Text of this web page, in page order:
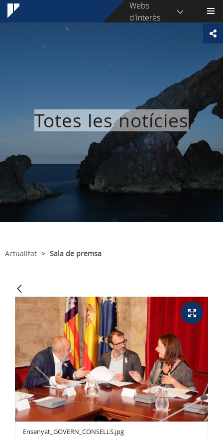
Webs
d'interès
Totes les notícies
Actualitat Sala de premsa
Ensenyat_GOVERN_CONSELLS.jpg